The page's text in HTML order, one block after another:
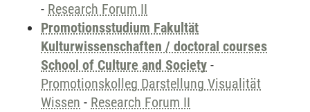
- Research Forum II
Promotionsstudium Fakultät
Kulturwissenschaften / doctoral courses
School of Culture and Society -
Promotionskolleg Darstellung Visualität
Wissen - Research Forum II